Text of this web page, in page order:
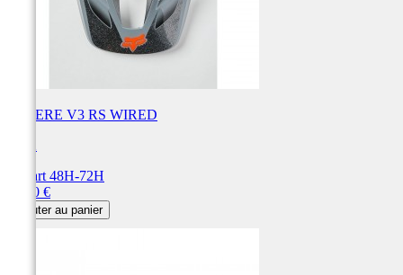
VISIERE V3 RS WIRED
Départ 48H-72H
26,00 €
Ajouter au panier